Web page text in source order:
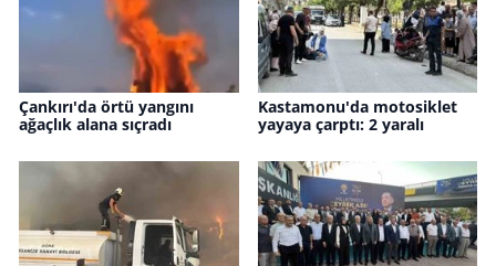
Çankırı'da örtü yangını
ağaçlık alana sıçradı
Kastamonu'da motosiklet
yayaya çarptı: 2 yaralı